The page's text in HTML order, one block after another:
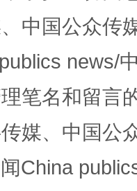
中国公众传
news/
笔名和留言
媒、中国公
China